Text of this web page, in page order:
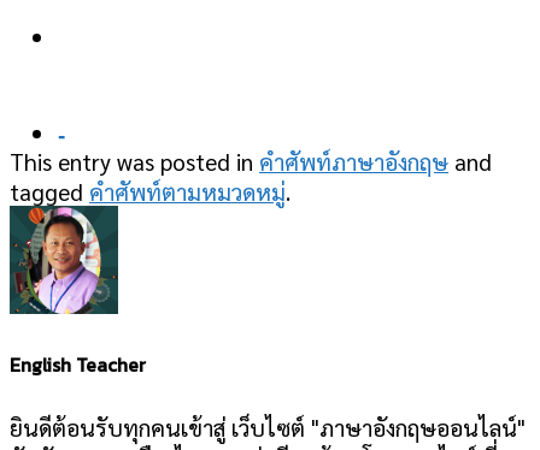
-
This entry was posted in คำศัพท์ภาษาอังกฤษ and
tagged คำศัพท์ตามหมวดหมู่.
English Teacher
ยินดีต้อนรับทุกคนเข้าสู่ เว็บไซต์ "ภาษาอังกฤษออนไลน์"